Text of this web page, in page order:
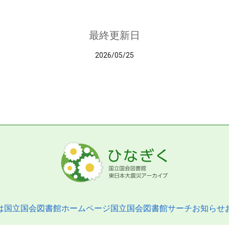
最終更新日
2026/05/25
国立国会図書館ホームページ国立国会図書館サーチお知らせ